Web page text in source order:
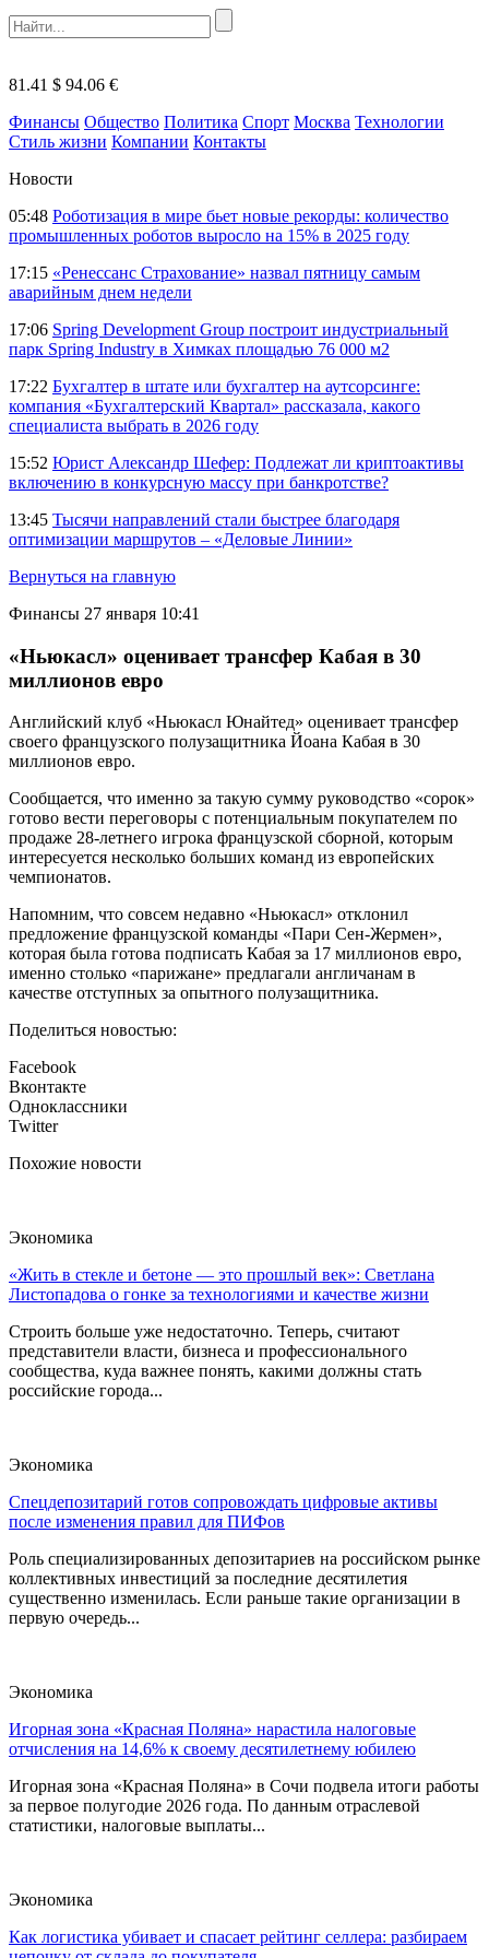
81.41 $ 94.06 €
Финансы Общество Политика Спорт Москва Технологии
Стиль жизни Компании Контакты
Новости
05:48 Роботизация в мире бьет новые рекорды: количество
промышленных роботов выросло на 15% в 2025 году
17:15 «Ренессанс Страхование» назвал пятницу самым
аварийным днем недели
17:06 Spring Development Group построит индустриальный
парк Spring Industry в Химках площадью 76 000 м2
17:22 Бухгалтер в штате или бухгалтер на аутсорсинге:
компания «Бухгалтерский Квартал» рассказала, какого
специалиста выбрать в 2026 году
15:52 Юрист Александр Шефер: Подлежат ли криптоактивы
включению в конкурсную массу при банкротстве?
13:45 Тысячи направлений стали быстрее благодаря
оптимизации маршрутов – «Деловые Линии»
Вернуться на главную
Финансы 27 января 10:41
«Ньюкасл» оценивает трансфер Кабая в 30
миллионов евро
Английский клуб «Ньюкасл Юнайтед» оценивает трансфер
своего французского полузащитника Йоана Кабая в 30
миллионов евро.
Сообщается, что именно за такую сумму руководство «сорок»
готово вести переговоры с потенциальным покупателем по
продаже 28-летнего игрока французской сборной, которым
интересуется несколько больших команд из европейских
чемпионатов.
Напомним, что совсем недавно «Ньюкасл» отклонил
предложение французской команды «Пари Сен-Жермен»,
которая была готова подписать Кабая за 17 миллионов евро,
именно столько «парижане» предлагали англичанам в
качестве отступных за опытного полузащитника.
Поделиться новостью:
Facebook
Вконтакте
Одноклассники
Twitter
Похожие новости
Экономика
«Жить в стекле и бетоне — это прошлый век»: Светлана
Листопадова о гонке за технологиями и качестве жизни
Строить больше уже недостаточно. Теперь, считают
представители власти, бизнеса и профессионального
сообщества, куда важнее понять, какими должны стать
российские города...
Экономика
Спецдепозитарий готов сопровождать цифровые активы
после изменения правил для ПИФов
Роль специализированных депозитариев на российском рынке
коллективных инвестиций за последние десятилетия
существенно изменилась. Если раньше такие организации в
первую очередь...
Экономика
Игорная зона «Красная Поляна» нарастила налоговые
отчисления на 14,6% к своему десятилетнему юбилею
Игорная зона «Красная Поляна» в Сочи подвела итоги работы
за первое полугодие 2026 года. По данным отраслевой
статистики, налоговые выплаты...
Экономика
Как логистика убивает и спасает рейтинг селлера: разбираем